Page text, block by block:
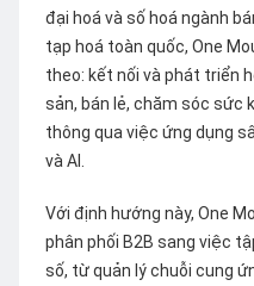
đại hoá và số hoá ngành
tạp hoá toàn quốc, One
theo: kết nối và phát triển
sản, bán lẻ, chăm sóc sức
thông qua việc ứng dụng
và AI.
Với định hướng này, One
phân phối B2B sang việc
số, từ quản lý chuỗi cung